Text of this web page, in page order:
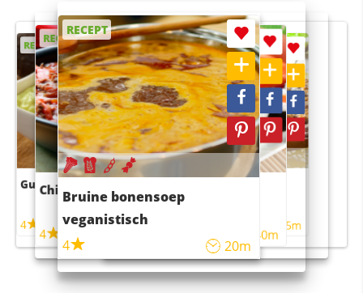
RECEPT
Guacamole
4
RECEPT
Chili con carne
4
RECEPT
Bruine bonensoep
veganistisch
4
20m
RECEPT
Sushi rijstsalade
maaltijdsalade
40m
RECEPT
4 55m